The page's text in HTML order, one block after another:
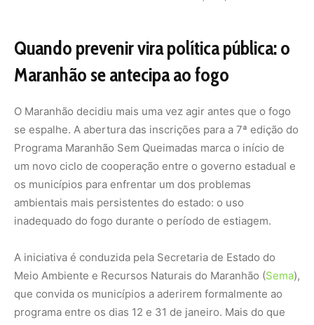
Quando prevenir vira política pública: o
Maranhão se antecipa ao fogo
O Maranhão decidiu mais uma vez agir antes que o fogo
se espalhe. A abertura das inscrições para a 7ª edição do
Programa Maranhão Sem Queimadas marca o início de
um novo ciclo de cooperação entre o governo estadual e
os municípios para enfrentar um dos problemas
ambientais mais persistentes do estado: o uso
inadequado do fogo durante o período de estiagem.
A iniciativa é conduzida pela Secretaria de Estado do
Meio Ambiente e Recursos Naturais do Maranhão (Sema),
que convida os municípios a aderirem formalmente ao
programa entre os dias 12 e 31 de janeiro. Mais do que